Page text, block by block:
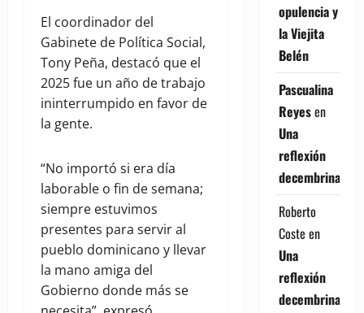
El coordinador del
Gabinete de Política Social,
Tony Peña, destacó que el
2025 fue un año de trabajo
ininterrumpido en favor de
la gente.
“No importó si era día
laborable o fin de semana;
siempre estuvimos
presentes para servir al
pueblo dominicano y llevar
la mano amiga del
Gobierno donde más se
opulencia y
la Viejita
Belén
Pascualina
Reyesen
Una
reflexión
decembrina
Roberto
Coste en
Una
reflexión
decembrina